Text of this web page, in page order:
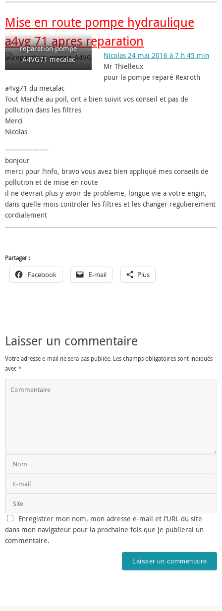
Mise en route pompe hydraulique
a4vg 71 apres reparation
reparation pompe
A4VG71 mecalac
Nicolas 24 mai 2016 à 7 h 45 min
Mr Thielleux
pour la pompe reparé Rexroth
a4vg71 du mecalac
Tout Marche au poil, ont a bien suivit vos conseil et pas de
pollution dans les filtres
Merci
Nicolas
——————-
bonjour
merci pour l’info, bravo vous avez bien appliqué mes conseils de
pollution et de mise en route
il ne devrait plus y avoir de probleme, longue vie a votre engin,
dans quelle mois controler les filtres et les changer regulierement
cordialement
Partager :
Facebook E-mail Plus
Laisser un commentaire
Votre adresse e-mail ne sera pas publiée. Les champs obligatoires sont indiqués
avec *
Enregistrer mon nom, mon adresse e-mail et l’URL du site
dans mon navigateur pour la prochaine fois que je publierai un
commentaire.